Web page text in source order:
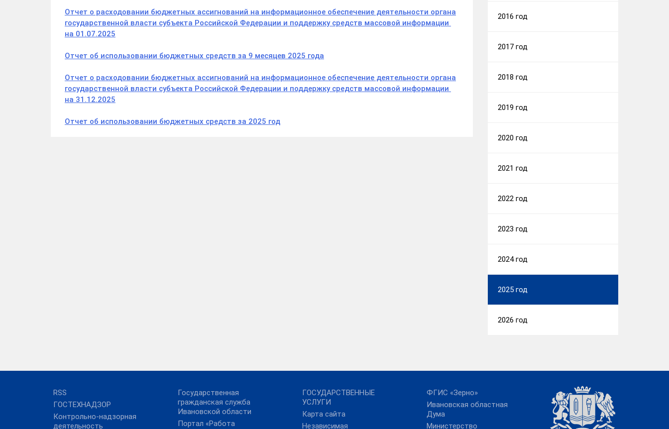
Отчет о расходовании бюджетных ассигнований на информационное обеспечение деятельности органа
государственной власти субъекта Российской Федерации и поддержку средств массовой информации
на 01.07.2025
Отчет об использовании бюджетных средств за 9 месяцев 2025 года
Отчет о расходовании бюджетных ассигнований на информационное обеспечение деятельности органа
государственной власти субъекта Российской Федерации и поддержку средств массовой информации
на 31.12.2025
Отчет об использовании бюджетных средств за 2025 год
2016 год
2017 год
2018 год
2019 год
2020 год
2021 год
2022 год
2023 год
2024 год
2025 год
2026 год
RSS
ГОСТЕХНАДЗОР
Контрольно-надзорная
деятельность
Государственная
гражданская служба
Ивановской области
Портал «Работа
ГОСУДАРСТВЕННЫЕ
УСЛУГИ
Карта сайта
Независимая
ФГИС «Зерно»
Ивановская областная
Дума
Министерство